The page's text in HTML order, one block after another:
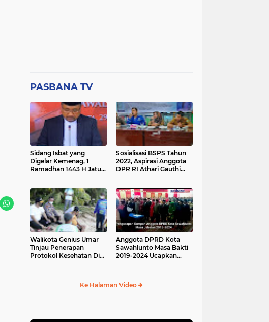
PASBANA TV
Sidang Isbat yang
Digelar Kemenag, 1
Ramadhan 1443 H Jatuh
Sosialisasi BSPS Tahun
2022, Aspirasi Anggota
DPR RI Athari Gauthi
Walikota Genius Umar
Tinjau Penerapan
Protokol Kesehatan Di
Anggota DPRD Kota
Sawahlunto Masa Bakti
2019-2024 Ucapkan
Ke Halaman Video